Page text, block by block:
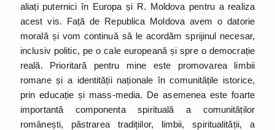
aliați puternici în Europa și R. Moldova pentru a realiza
acest vis. Față de Republica Moldova avem o datorie
morală și vom continuă să le acordăm sprijinul necesar,
inclusiv politic, pe o cale europeană și spre o democrație
reală. Prioritară pentru mine este promovarea limbii
romane și a identității naționale în comunitățile istorice,
prin educație și mass-media. De asemenea este foarte
importantă componenta spirituală a comunităților
românești, păstrarea tradițiilor, limbii, spiritualității, a